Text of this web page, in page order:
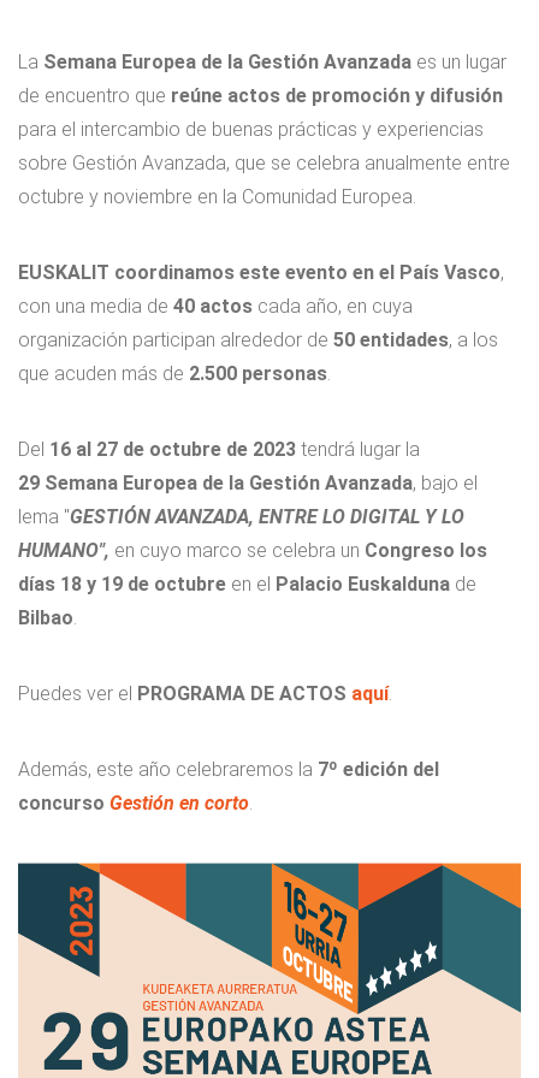
La Semana Europea de la Gestión Avanzada es un lugar
de encuentro que reúne actos de promoción y difusión
para el intercambio de buenas prácticas y experiencias
sobre Gestión Avanzada, que se celebra anualmente entre
octubre y noviembre en la Comunidad Europea.
EUSKALIT coordinamos este evento en el País Vasco,
con una media de 40 actos cada año, en cuya
organización participan alrededor de 50 entidades, a los
que acuden más de 2.500 personas.
Del 16 al 27 de octubre de 2023 tendrá lugar la
29 Semana Europea de la Gestión Avanzada, bajo el
lema "GESTIÓN AVANZADA, ENTRE LO DIGITAL Y LO
HUMANO", en cuyo marco se celebra un Congreso los
días 18 y 19 de octubre en el Palacio Euskalduna de
Bilbao.
Puedes ver el PROGRAMA DE ACTOS aquí.
Además, este año celebraremos la 7º edición del
concurso Gestión en corto.